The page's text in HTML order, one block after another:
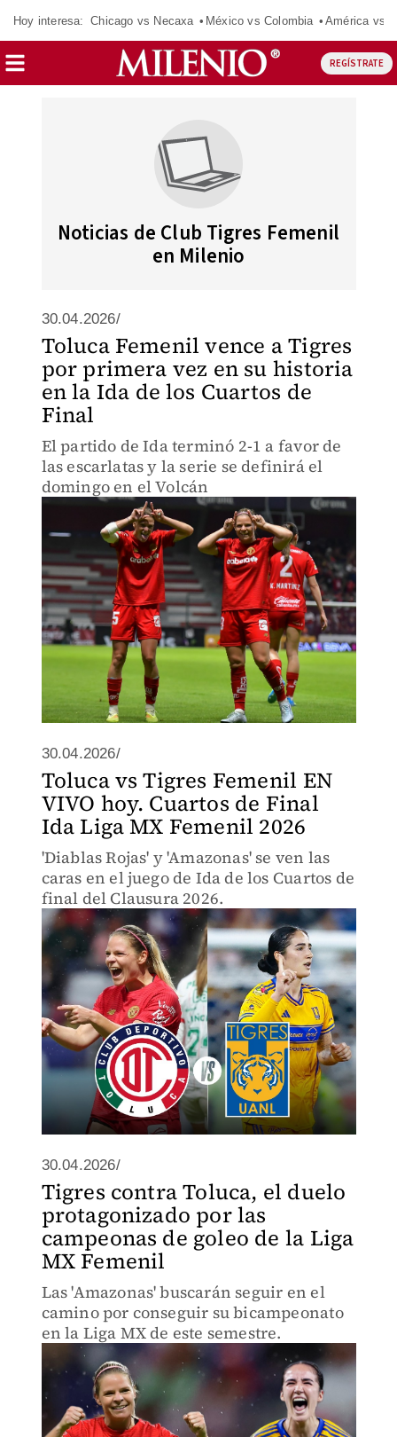
Hoy interesa: Chicago vs Necaxa México vs Colombia América vs
REGÍSTRATE
Noticias de Club Tigres Femenil
en Milenio
30.04.2026/
Toluca Femenil vence a Tigres
por primera vez en su historia
en la Ida de los Cuartos de
Final
El partido de Ida terminó 2-1 a favor de
las escarlatas y la serie se definirá el
domingo en el Volcán
30.04.2026/
Toluca vs Tigres Femenil EN
VIVO hoy. Cuartos de Final
Ida Liga MX Femenil 2026
'Diablas Rojas' y 'Amazonas' se ven las
caras en el juego de Ida de los Cuartos de
final del Clausura 2026.
30.04.2026/
Tigres contra Toluca, el duelo
protagonizado por las
campeonas de goleo de la Liga
MX Femenil
Las 'Amazonas' buscarán seguir en el
camino por conseguir su bicampeonato
en la Liga MX de este semestre.